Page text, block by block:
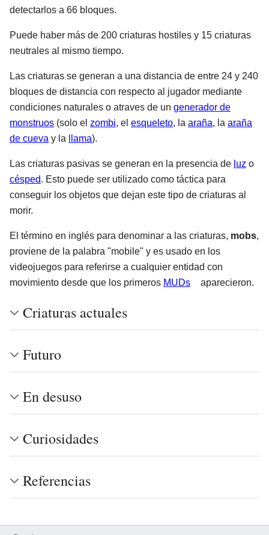
detectarlos a 66 bloques.
Puede haber más de 200 criaturas hostiles y 15 criaturas
neutrales al mismo tiempo.
Las criaturas se generan a una distancia de entre 24 y 240
bloques de distancia con respecto al jugador mediante
condiciones naturales o atraves de un generador de
monstruos (solo el zombi, el esqueleto, la araña, la araña
de cueva y la llama).
Las criaturas pasivas se generan en la presencia de luz o
césped. Esto puede ser utilizado como táctica para
conseguir los objetos que dejan este tipo de criaturas al
morir.
El término en inglés para denominar a las criaturas, mobs,
proviene de la palabra "mobile" y es usado en los
videojuegos para referirse a cualquier entidad con
movimiento desde que los primeros MUDs aparecieron.
Criaturas actuales
Futuro
En desuso
Curiosidades
Referencias